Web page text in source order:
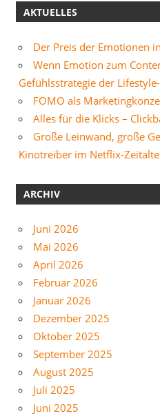
AKTUELLES
Der Preis der Emotionen
Wenn Emotion zum
Gefühlsstrategie der
FOMO als
Alles für die Klicks –
Große Leinwand, große
Kinotreiber im Netflix-
ARCHIV
Juni 2026
Mai 2026
April 2026
Februar 2026
Januar 2026
Dezember 2025
Oktober 2025
September 2025
August 2025
Juli 2025
Juni 2025